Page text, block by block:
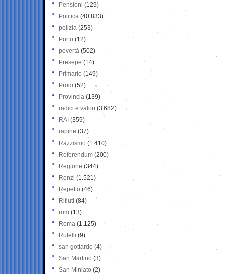
Pensioni (129)
Politica (40.833)
polizia (253)
Porto (12)
povertà (502)
Presepe (14)
Primarie (149)
Prodi (52)
Provincia (139)
radici e valori (3.682)
RAI (359)
rapine (37)
Razzismo (1.410)
Referendum (200)
Regione (344)
Renzi (1.521)
Repetto (46)
Rifiuti (84)
rom (13)
Roma (1.125)
Rutelli (9)
san gottardo (4)
San Martino (3)
San Miniato (2)